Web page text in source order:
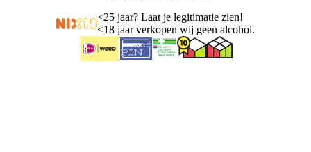
<25 jaar? Laat je legitimatie zien!
<18 jaar verkopen wij geen alcohol.